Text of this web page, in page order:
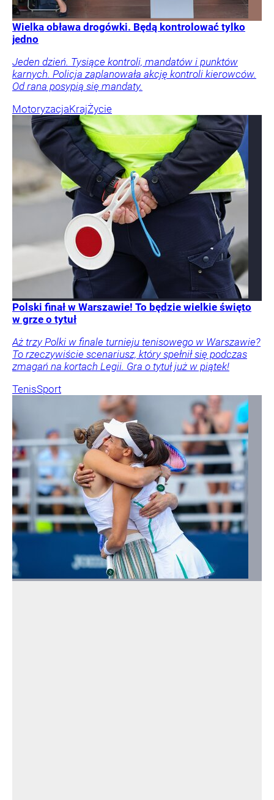
Wielka obława drogówki. Będą kontrolować tylko
jedno
Jeden dzień. Tysiące kontroli, mandatów i punktów
karnych. Policja zaplanowała akcję kontroli kierowców.
Od rana posypią się mandaty.
MotoryzacjaKrajŻycie
Polski finał w Warszawie! To będzie wielkie święto
w grze o tytuł
Aż trzy Polki w finale turnieju tenisowego w Warszawie?
To rzeczywiście scenariusz, który spełnił się podczas
zmagań na kortach Legii. Gra o tytuł już w piątek!
TenisSport